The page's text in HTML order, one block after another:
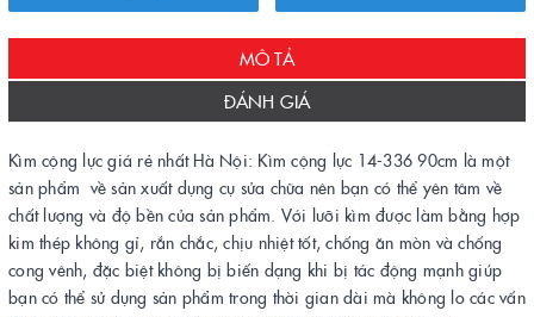
MÔ TẢ
ĐÁNH GIÁ
Kìm cộng lực giá rẻ nhất Hà Nội: Kìm cộng lực 14-336 90cm là một
sản phẩm về sản xuất dụng cụ sửa chữa nên bạn có thể yên tâm về
chất lượng và độ bền của sản phẩm. Với lưỡi kìm được làm bằng hợp
kim thép không gỉ, rắn chắc, chịu nhiệt tốt, chống ăn mòn và chống
cong vênh, đặc biệt không bị biến dạng khi bị tác động mạnh giúp
bạn có thể sử dụng sản phẩm trong thời gian dài mà không lo các vấn